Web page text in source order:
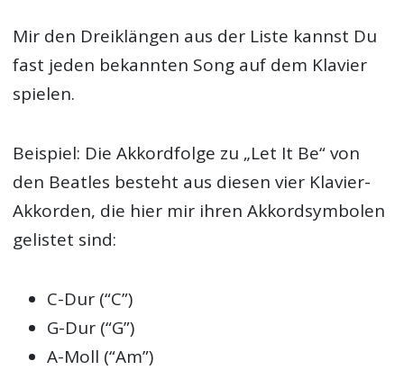
Mir den Dreiklängen aus der Liste kannst Du
fast jeden bekannten Song auf dem Klavier
spielen.
Beispiel: Die Akkordfolge zu „Let It Be“ von
den Beatles besteht aus diesen vier Klavier-
Akkorden, die hier mir ihren Akkordsymbolen
gelistet sind:
C-Dur (“C”)
G-Dur (“G”)
A-Moll (“Am”)